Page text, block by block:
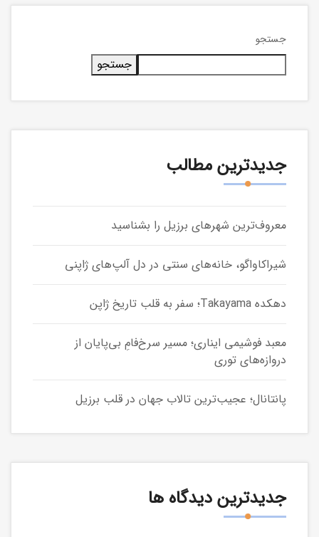
جستجو
جستجو
جدیدترین مطالب
معروف‌ترین شهرهای برزیل را بشناسید
شیراکاواگو، خانه‌های سنتی در دل آلپ‌های ژاپنی
دهکده Takayama؛ سفر به قلب تاریخ ژاپن
معبد فوشیمی ایناری؛ مسیر سرخ‌فامِ بی‌پایان از
دروازه‌های توری
پانتانال؛ عجیب‌ترین تالاب جهان در قلب برزیل
جدیدترین دیدگاه ها